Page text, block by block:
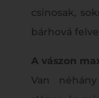
csinosak,
bárhová
A vászon
Van